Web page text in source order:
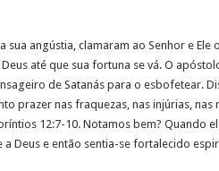
sua angústia, clamaram ao Senhor e
até que sua fortuna se vá. O
de Satanás para o esbofetear.
prazer nas fraquezas, nas injúrias,
12:7-10. Notamos bem? Quando
Deus e então sentia-se fortalecido